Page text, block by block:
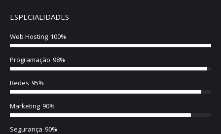
ESPECIALIDADES
Web Hosting 100%
Programação 98%
Redes 95%
Marketing 90%
Segurança 90%